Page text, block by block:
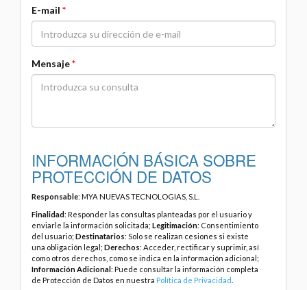
E-mail *
Mensaje*
INFORMACIÓN BÁSICA SOBRE
PROTECCIÓN DE DATOS
Responsable: MYA NUEVAS TECNOLOGIAS, S.L.
Finalidad: Responder las consultas planteadas por el usuario y
enviarle la información solicitada; Legitimación: Consentimiento
del usuario; Destinatarios: Solo se realizan cesiones si existe
una obligación legal; Derechos: Acceder, rectificar y suprimir, así
como otros derechos, como se indica en la información adicional;
Información Adicional: Puede consultar la información completa
de Protección de Datos en nuestra Política de Privacidad